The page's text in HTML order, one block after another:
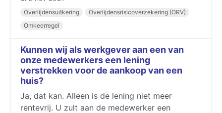
Overlijdensuitkering
Overlijdensrisicoverzekering (ORV)
Omkeerregel
Kunnen wij als werkgever aan een van
onze medewerkers een lening
verstrekken voor de aankoop van een
huis?
Ja, dat kan. Alleen is de lening niet meer
rentevrij. U zult aan de medewerker een